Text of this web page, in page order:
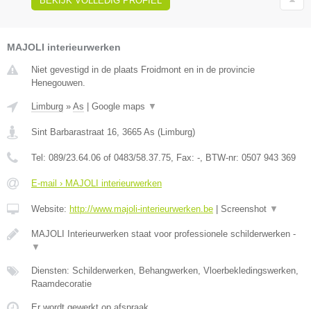
MAJOLI interieurwerken
Niet gevestigd in de plaats Froidmont en in de provincie
Henegouwen.
Limburg » As Google maps ▼
Sint Barbarastraat 16, 3665 As (Limburg)
Tel: 089/23.64.06 of 0483/58.37.75, Fax: -, BTW-nr: 0507 943 369
E-mail › MAJOLI interieurwerken
Website: http://www.majoli-interieurwerken.be Screenshot ▼
MAJOLI Interieurwerken staat voor professionele schilderwerken -
▼
Diensten: Schilderwerken, Behangwerken, Vloerbekledingswerken,
Raamdecoratie